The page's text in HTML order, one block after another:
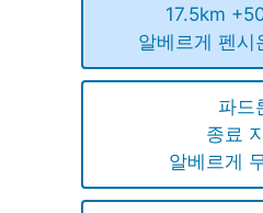
17.5km
알베르게 펜시
파드
종료
알베르게